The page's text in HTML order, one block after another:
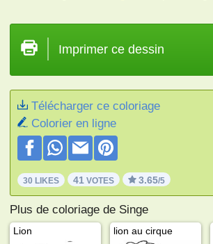
Imprimer ce dessin
Télécharger ce coloriage
Colorier en ligne
30 LIKES 41 VOTES 3.65/5
Plus de coloriage de Singe
Lion lion au cirque